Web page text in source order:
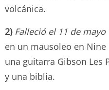
volcánica.
2)Falleció el 11 de mayo
en un mausoleo en Nine
una guitarra Gibson Les
y una biblia.